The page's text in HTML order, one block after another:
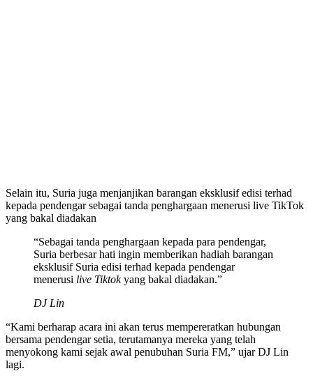
Selain itu, Suria juga menjanjikan barangan eksklusif edisi terhad
kepada pendengar sebagai tanda penghargaan menerusi live TikTok
yang bakal diadakan
“Sebagai tanda penghargaan kepada para pendengar,
Suria berbesar hati ingin memberikan hadiah barangan
eksklusif Suria edisi terhad kepada pendengar
menerusi live Tiktokyang bakal diadakan.”
DJ Lin
“Kami berharap acara ini akan terus mempereratkan hubungan
bersama pendengar setia, terutamanya mereka yang telah
menyokong kami sejak awal penubuhan Suria FM,” ujar DJ Lin
lagi.